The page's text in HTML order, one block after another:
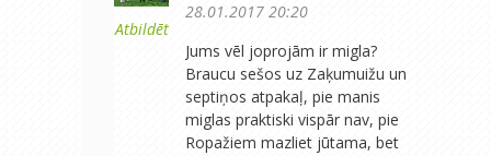
Atbildēt
28.01.2017 20:20
Jums vēl joprojām ir migla?
Braucu sešos uz Zaķumuižu un
septiņos atpakaļ, pie manis
miglas praktiski vispār nav, pie
Ropažiem mazliet jūtama, bet